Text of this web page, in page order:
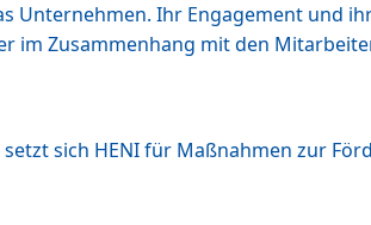
Unternehmen. Ihr Engagement und
im Zusammenhang mit den
sich HENI für Maßnahmen zur